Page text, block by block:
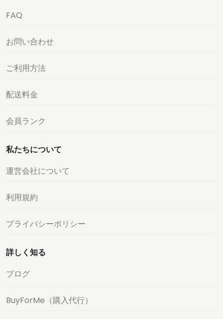
FAQ
お問い合わせ
ご利用方法
配送料金
会員ランク
私たちについて
運営会社について
利用規約
プライバシーポリシー
詳しく知る
ブログ
BuyForMe（購入代行）